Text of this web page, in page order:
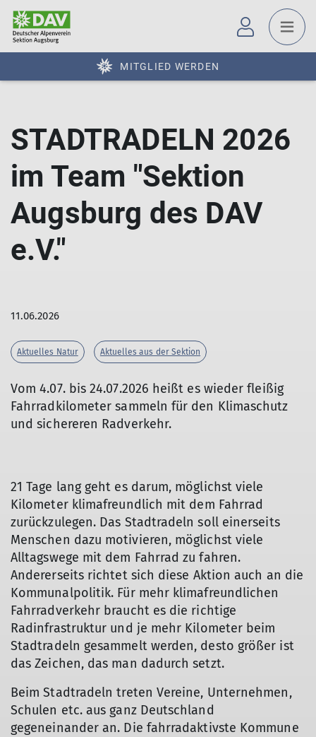
MITGLIED WERDEN
STADTRADELN 2026
im Team "Sektion
Augsburg des DAV
e.V."
11.06.2026
Aktuelles Natur Aktuelles aus der Sektion
Vom 4.07. bis 24.07.2026 heißt es wieder fleißig
Fahrradkilometer sammeln für den Klimaschutz
und sichereren Radverkehr.
21 Tage lang geht es darum, möglichst viele
Kilometer klimafreundlich mit dem Fahrrad
zurückzulegen. Das Stadtradeln soll einerseits
Menschen dazu motivieren, möglichst viele
Alltagswege mit dem Fahrrad zu fahren.
Andererseits richtet sich diese Aktion auch an die
Kommunalpolitik. Für mehr klimafreundlichen
Fahrradverkehr braucht es die richtige
Radinfrastruktur und je mehr Kilometer beim
Stadtradeln gesammelt werden, desto größer ist
das Zeichen, das man dadurch setzt.
Beim Stadtradeln treten Vereine, Unternehmen,
Schulen etc. aus ganz Deutschland
gegeneinander an. Die fahrradaktivste Kommune
© eine Kampagne des Klima-Bündnis